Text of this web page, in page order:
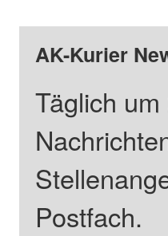
AK-Kurier
Täglich
Postfach.